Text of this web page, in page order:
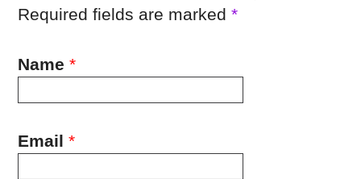
Required fields are marked*
Name *
Email *